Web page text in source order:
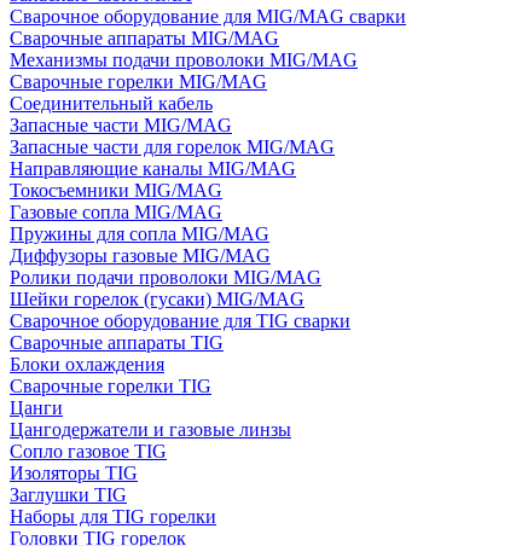
Сварочное оборудование для MIG/MAG сварки
Сварочные аппараты MIG/MAG
Механизмы подачи проволоки MIG/MAG
Сварочные горелки MIG/MAG
Соединительный кабель
Запасные части MIG/MAG
Запасные части для горелок MIG/MAG
Направляющие каналы MIG/MAG
Токосъемники MIG/MAG
Газовые сопла MIG/MAG
Пружины для сопла MIG/MAG
Диффузоры газовые MIG/MAG
Ролики подачи проволоки MIG/MAG
Шейки горелок (гусаки) MIG/MAG
Сварочное оборудование для TIG сварки
Сварочные аппараты TIG
Блоки охлаждения
Сварочные горелки TIG
Цанги
Цангодержатели и газовые линзы
Сопло газовое TIG
Изоляторы TIG
Заглушки TIG
Наборы для TIG горелки
Головки TIG горелок